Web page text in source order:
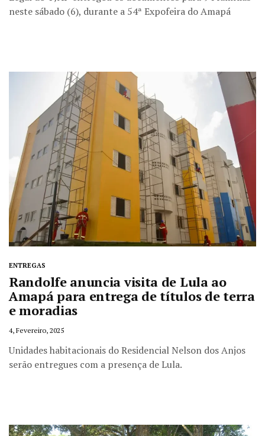
neste sábado (6), durante a 54ª Expofeira do Amapá
ENTREGAS
Randolfe anuncia visita de Lula ao
Amapá para entrega de títulos de terra
e moradias
4, Fevereiro, 2025
Unidades habitacionais do Residencial Nelson dos Anjos
serão entregues com a presença de Lula.